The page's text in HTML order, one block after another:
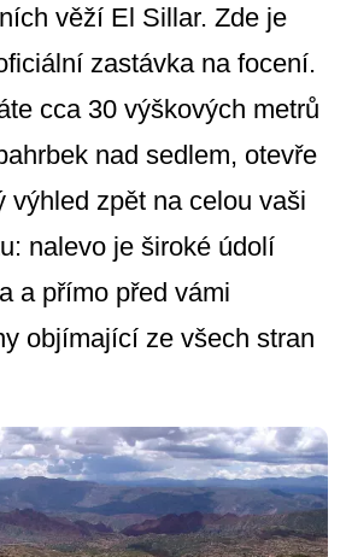
věží El Sillar. Zde je
zastávka na focení.
cca 30 výškových metrů
nad sedlem, otevře
výhled zpět na celou vaši
nalevo je široké údolí
a přímo před vámi
objímající ze všech stran